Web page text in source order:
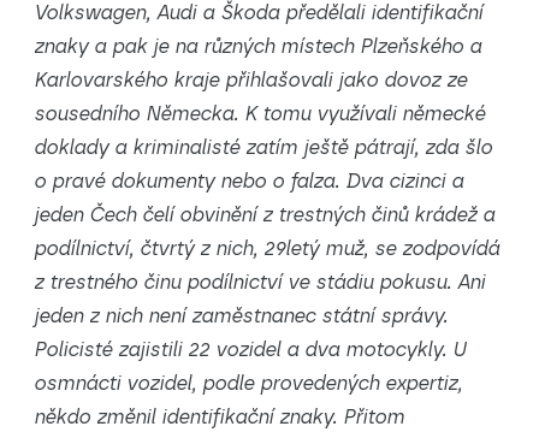
Volkswagen, Audi a Škoda předělali identifikační
znaky a pak je na různých místech Plzeňského a
Karlovarského kraje přihlašovali jako dovoz ze
sousedního Německa. K tomu využívali německé
doklady a kriminalisté zatím ještě pátrají, zda šlo
o pravé dokumenty nebo o falza. Dva cizinci a
jeden Čech čelí obvinění z trestných činů krádež a
podílnictví, čtvrtý z nich, 29letý muž, se zodpovídá
z trestného činu podílnictví ve stádiu pokusu. Ani
jeden z nich není zaměstnanec státní správy.
Policisté zajistili 22 vozidel a dva motocykly. U
osmnácti vozidel, podle provedených expertiz,
někdo změnil identifikační znaky. Přitom